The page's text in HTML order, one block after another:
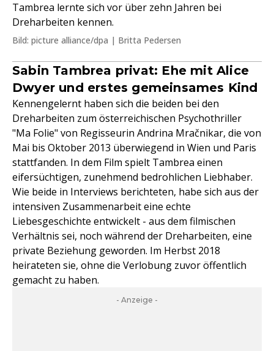
Tambrea lernte sich vor über zehn Jahren bei
Dreharbeiten kennen.
Bild: picture alliance/dpa | Britta Pedersen
Sabin Tambrea privat: Ehe mit Alice
Dwyer und erstes gemeinsames Kind
Kennengelernt haben sich die beiden bei den
Dreharbeiten zum österreichischen Psychothriller
"Ma Folie" von Regisseurin Andrina Mračnikar, die von
Mai bis Oktober 2013 überwiegend in Wien und Paris
stattfanden. In dem Film spielt Tambrea einen
eifersüchtigen, zunehmend bedrohlichen Liebhaber.
Wie beide in Interviews berichteten, habe sich aus der
intensiven Zusammenarbeit eine echte
Liebesgeschichte entwickelt - aus dem filmischen
Verhältnis sei, noch während der Dreharbeiten, eine
private Beziehung geworden. Im Herbst 2018
heirateten sie, ohne die Verlobung zuvor öffentlich
gemacht zu haben.
- Anzeige -